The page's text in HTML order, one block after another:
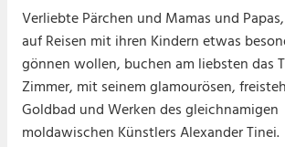
Verliebte Pärchen und Mamas und
auf Reisen mit ihren Kindern etwas
gönnen wollen, buchen am liebsten das
Zimmer, mit seinem glamourösen,
Goldbad und Werken des gleichnamigen
moldawischen Künstlers Alexander Tinei.